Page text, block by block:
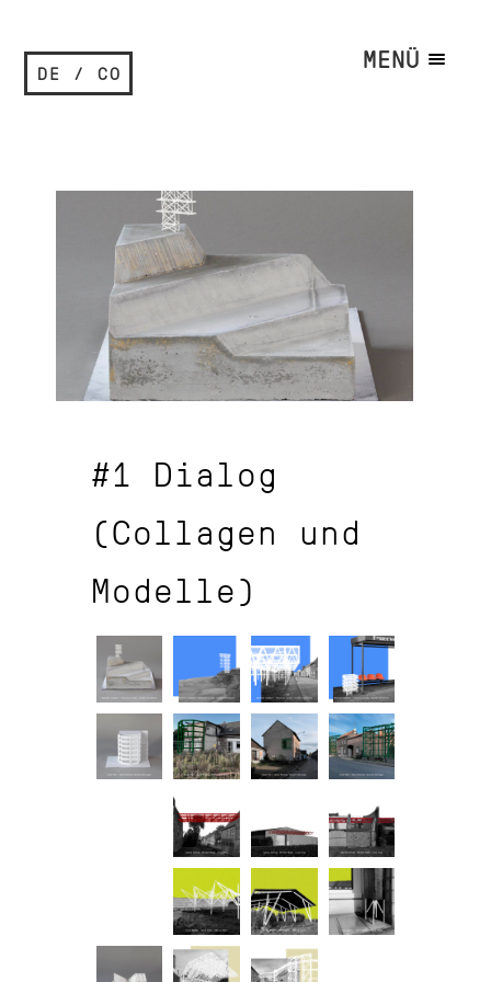
DE / CO MENÜ
#1 Dialog
(Collagen und
Modelle)